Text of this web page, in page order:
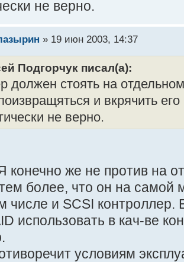
не верно.
» 19 июн 2003, 14:37
Подгорчук писал(а):
должен стоять на
и вкрячить его
не верно.
конечно же не против на
более, что он на самой
числе и SCSI контроллер.
использовать в кач-ве
условиям